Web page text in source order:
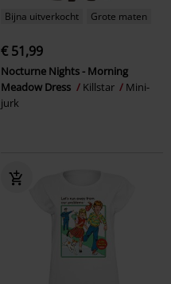
Bijna uitverkocht Grote maten
€ 51,99
Nocturne Nights - Morning
Meadow Dress
Killstar
Mini-
jurk